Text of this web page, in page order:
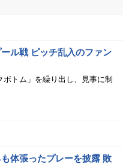
ル戦 ピッチ乱入のファン
トム」を繰り出し、見事に制
体張ったプレーを披露 敗